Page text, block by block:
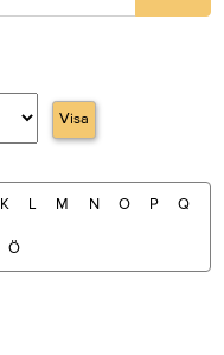
Visa
K L M N O P Q
Ö